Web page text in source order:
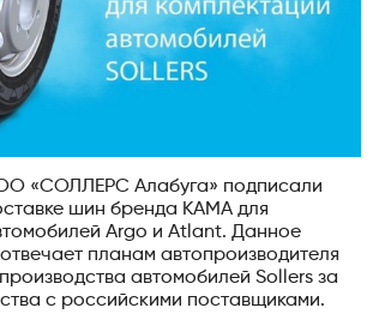
«СОЛЛЕРС Алабуга» подписали
шин бренда KАМА для
Argo и Atlant. Данное
планам автопроизводителя
автомобилей Sollers за
с российскими поставщиками.